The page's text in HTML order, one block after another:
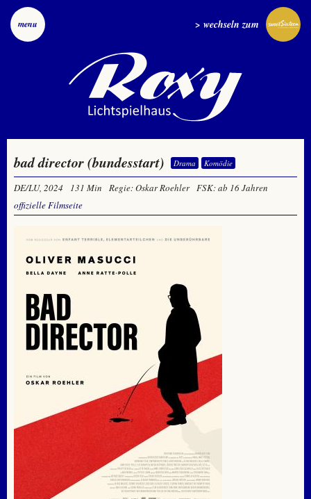
menu > wechseln zum
bad director (bundesstart) Drama Komödie
DE/LU, 2024 131 Min Regie: Oskar Roehler
FSK: ab 16 Jahren
offizielle Filmseite